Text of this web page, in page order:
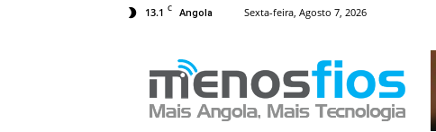
13.1 C Angola Sexta-feira, Agosto 7, 2026
Fios